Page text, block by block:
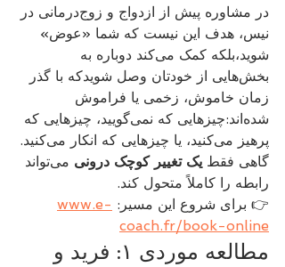
در مشاوره پیش از ازدواج و زوج‌درمانی در
نیس، هدف این نیست که شما «عوض»
شوید،بلکه کمک می‌کند دوباره به
بخش‌هایی از خودتان وصل شویدکه با گذر
زمان خاموش، زخمی یا فراموش
شده‌اند:چیزهایی که نمی‌گویید، چیزهایی که
پرهیز می‌کنید، یا چیزهایی که انکار می‌کنید.
گاهی فقط یک تغییر کوچک درونی
می‌تواند
رابطه را کاملاً متحول کند.
👉 برای شروع این مسیر: www.e-
coach.fr/book-online
مطالعه موردی ۱: فرید و